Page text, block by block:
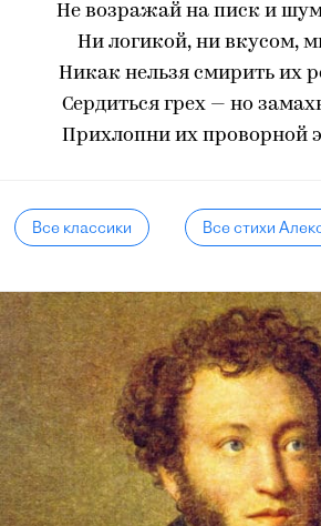
Не возражай на писк и
Ни логикой, ни вкусом,
Никак нельзя смирить их
Сердиться грех — но
Прихлопни их проворной
Все классики Все стихи